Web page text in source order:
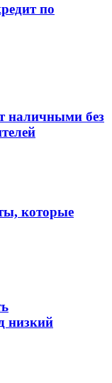
по
наличными без
которые
низкий